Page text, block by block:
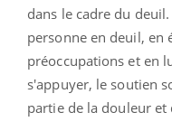
dans le cadre du
personne en deuil, en
préoccupations et en
s'appuyer, le soutien
partie de la douleur et